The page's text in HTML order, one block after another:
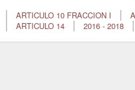
ARTICULO 10 FRACCION I
ARTICULO 14
2016 - 2018